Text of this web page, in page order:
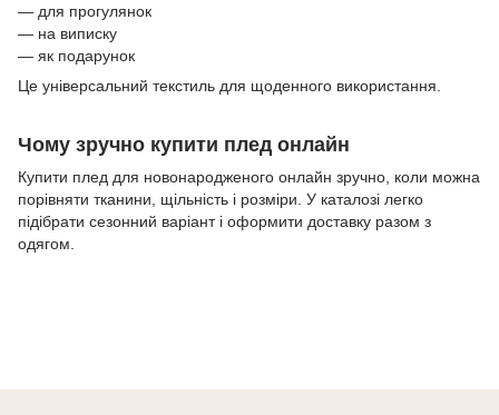
— для прогулянок
— на виписку
— як подарунок
Це універсальний текстиль для щоденного використання.
Чому зручно купити плед онлайн
Купити плед для новонародженого онлайн зручно, коли можна
порівняти тканини, щільність і розміри. У каталозі легко
підібрати сезонний варіант і оформити доставку разом з
одягом.